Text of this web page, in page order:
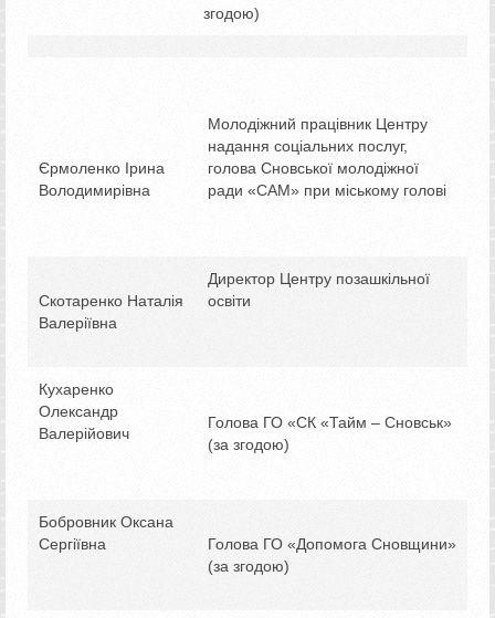
згодою)
Єрмоленко Ірина
Володимирівна
Молодіжний працівник Центру
надання соціальних послуг,
голова Сновської молодіжної
ради «САМ» при міському голові
Скотаренко Наталія
Валеріївна
Директор Центру позашкільної
освіти
Кухаренко
Олександр
Валерійович
Голова ГО «СК «Тайм – Сновськ»
(за згодою)
Бобровник Оксана
Сергіївна
Голова ГО «Допомога Сновщини»
(за згодою)